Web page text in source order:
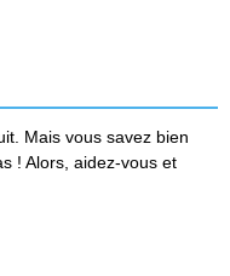
Mais vous savez bien
! Alors, aidez-vous et